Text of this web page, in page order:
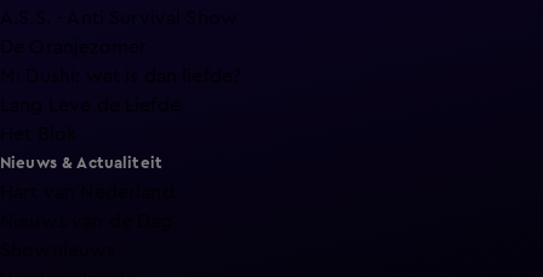
A.S.S. - Anti Survival Show
De Oranjezomer
Mi Dushi: wat is dan liefde?
Nieuws & Actualiteit